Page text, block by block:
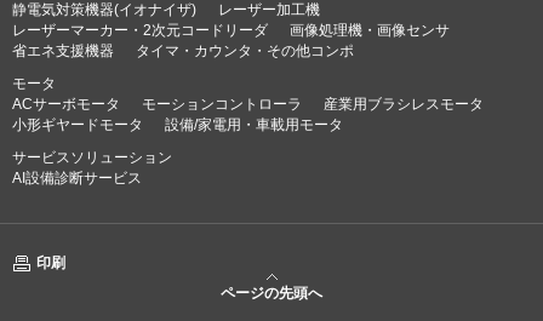
静電気対策機器(イオナイザ)
レーザー加工機
レーザーマーカー・2次元コードリーダ
画像処理機・画像センサ
省エネ支援機器
タイマ・カウンタ・その他コンポ
モータ
ACサーボモータ
モーションコントローラ
産業用ブラシレスモータ
小形ギヤードモータ
設備/家電用・車載用モータ
サービスソリューション
AI設備診断サービス
印刷
ページの先頭へ